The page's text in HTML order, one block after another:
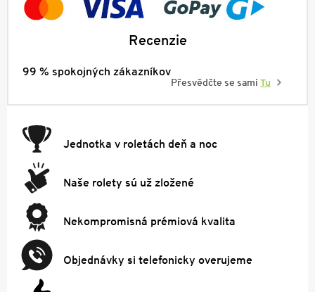
Recenzie
99 % spokojných zákazníkov
Přesvědčte se sami Tu
Jednotka v roletách deň a noc
Naše rolety sú už zložené
Nekompromisná prémiová kvalita
Objednávky si telefonicky overujeme